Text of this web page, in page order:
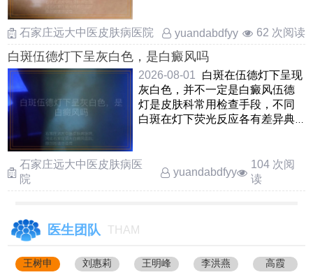
石家庄远大中医皮肤病医院 yuandabdfyy 62 次阅读
白斑伍德灯下呈灰白色，是白癜风吗
2026-08-01
白斑在伍德灯下呈现
灰白色，并不一定是白癜风伍德
灯是皮肤科常用检查手段，不同
白斑在灯下荧光反应各有差异典
石家庄远大中医皮肤病医
院
yuandabdfyy
104 次阅
读
医生团队 THAM
王树申 刘惠莉 王明峰 李洪燕 高霞